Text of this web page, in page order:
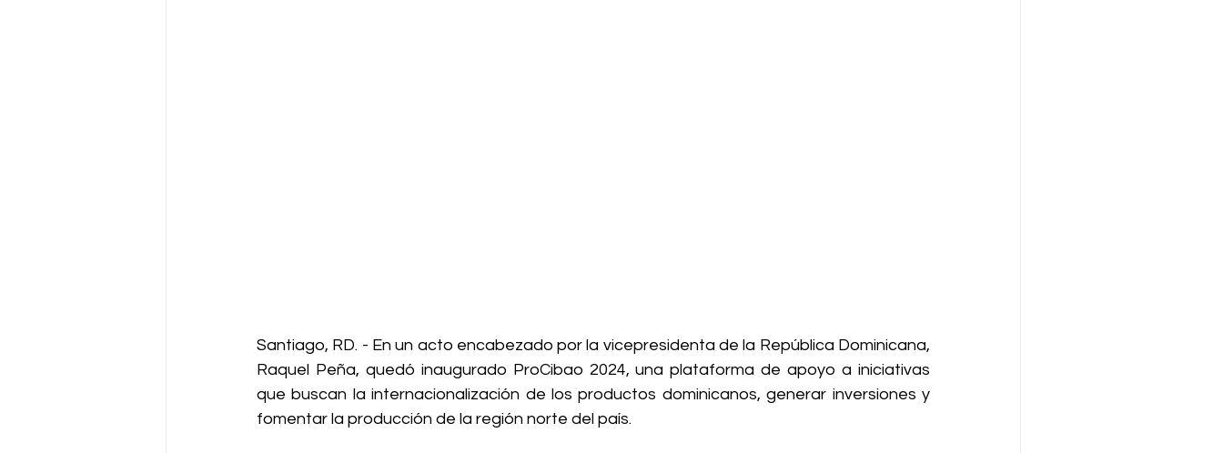
Santiago, RD. - En un acto encabezado por la vicepresidenta de la República Dominicana,
Raquel Peña, quedó inaugurado ProCibao 2024, una plataforma de apoyo a iniciativas
que buscan la internacionalización de los productos dominicanos, generar inversiones y
fomentar la producción de la región norte del país.